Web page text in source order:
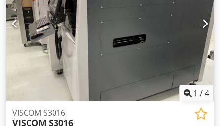
Durchmesser - Härtevergl.-Platte HR 2,5/187,5 - Prüftisch
190 mm Durchmesser - prism. Prüftisch für max. 85 mm
durchmesser - Schutzhülle - Maschinentisch mit
Schublade Flächenbedarf: 460 x 210 x 840 mm Gewicht: ca.
100 kg
1 /4
VISCOM S3016
VISCOM S3016